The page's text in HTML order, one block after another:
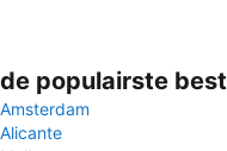
de populairste
Amsterdam
Alicante